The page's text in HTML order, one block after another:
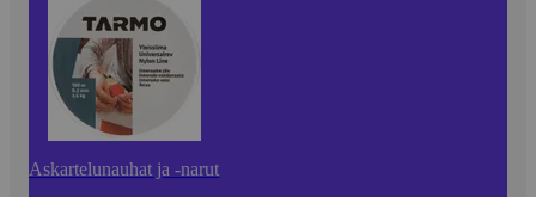
Askartelunauhat ja -narut